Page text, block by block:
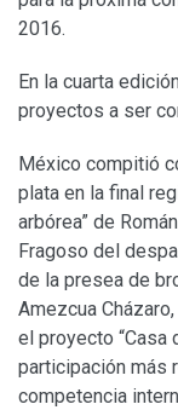
2016.
En la cuarta
proyectos a ser
México compitió
plata en la final
arbórea” de
Fragoso del
de la presea de
Amezcua
el proyecto “Casa
participación más
competencia